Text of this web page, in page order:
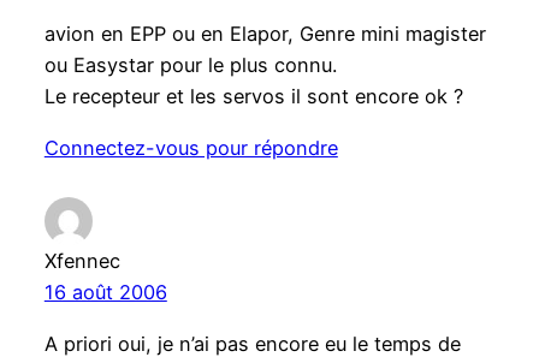
avion en EPP ou en Elapor, Genre mini magister
ou Easystar pour le plus connu.
Le recepteur et les servos il sont encore ok ?
Connectez-vous pour répondre
Xfennec
16 août 2006
A priori oui, je n’ai pas encore eu le temps de